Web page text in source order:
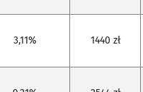
3,11% 1440 zł